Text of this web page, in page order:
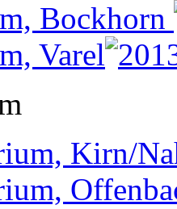
Bockhorn
Varel
Kirn/